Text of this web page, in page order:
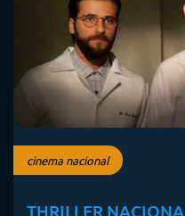
cinema nacional
THRILLER